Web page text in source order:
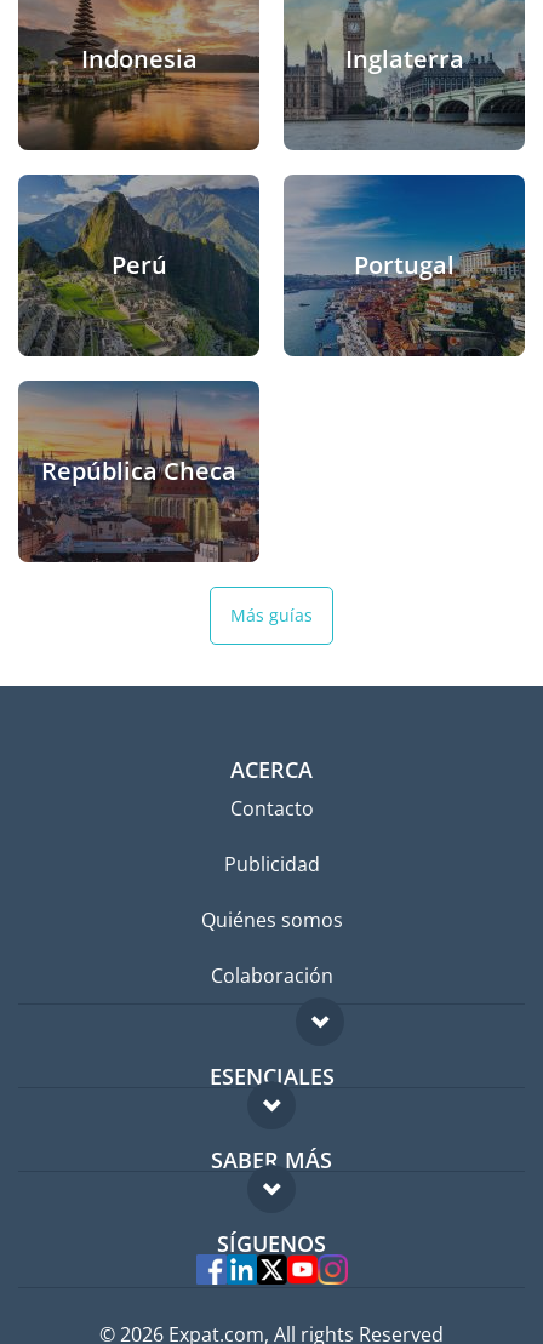
Indonesia Inglaterra
Perú Portugal
República Checa
Más guías
ACERCA
Contacto
Publicidad
Quiénes somos
Colaboración
ESENCIALES
Foro para expatriados
Guía para expatriados
Trabajos en el extranjero
SABER MÁS
FAQ
Expertos
SÍGUENOS
© 2026 Expat.com, All rights Reserved